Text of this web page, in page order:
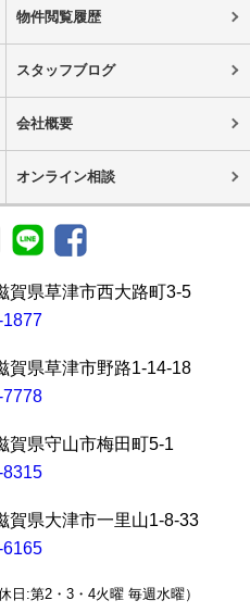
物件閲覧履歴
スタッフブログ
会社概要
オンライン相談
賀県草津市西大路町3-5
1877
賀県草津市野路1-14-18
7778
賀県守山市梅田町5-1
8315
賀県大津市一里山1-8-33
6165
日:第2・3・4火曜 毎週水曜）